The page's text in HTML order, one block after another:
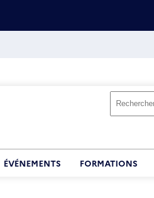
ÉVÉNEMENTS FORMATIONS